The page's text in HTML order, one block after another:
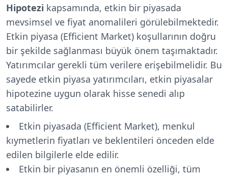
Hipotezi kapsamında, etkin bir piyasada
mevsimsel ve fiyat anomalileri görülebilmektedir.
Etkin piyasa (Efficient Market) koşullarının doğru
bir şekilde sağlanması büyük önem taşımaktadır.
Yatırımcılar gerekli tüm verilere erişebilmelidir. Bu
sayede etkin piyasa yatırımcıları, etkin piyasalar
hipotezine uygun olarak hisse senedi alıp
satabilirler.
Etkin piyasada (Efficient Market), menkul
kıymetlerin fiyatları ve beklentileri önceden elde
edilen bilgilerle elde edilir.
Etkin bir piyasanın en önemli özelliği, tüm